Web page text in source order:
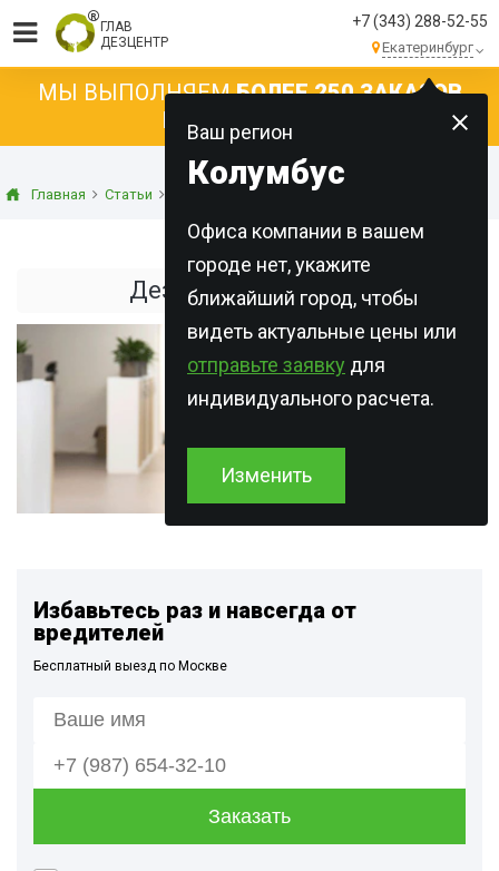
ГЛАВ
ДЕЗЦЕНТР
+7 (343) 288-52-55
Екатеринбург
Ваш регион
Колумбус
Офиса компании в вашем
городе нет, укажите
ближайший город, чтобы
видеть актуальные цены или
отправьте заявку для
индивидуального расчета.
Изменить
МЫ ВЫПОЛНЯЕМБОЛЕЕ 250 ЗАКАЗОВ
КАЖДЫЙ ДЕНЬ!
Главная Статьи Дезинфекция Дезинфекция офиса
Дезинфекция офиса
Избавьтесь раз и навсегда от
вредителей
Бесплатный выезд по Москве